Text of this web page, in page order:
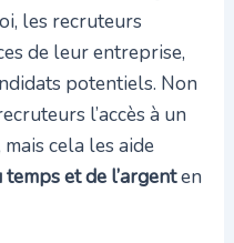
les recruteurs
de leur entreprise,
potentiels. Non
l’accès à un
cela les aide
et de l’argenten